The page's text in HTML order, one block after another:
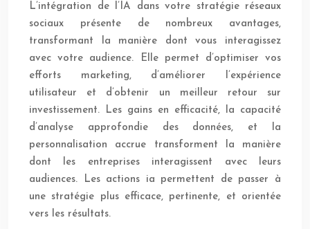
L’intégration de l’IA dans votre stratégie réseaux
sociaux présente de nombreux avantages,
transformant la manière dont vous interagissez
avec votre audience. Elle permet d’optimiser vos
efforts marketing, d’améliorer l’expérience
utilisateur et d’obtenir un meilleur retour sur
investissement. Les gains en efficacité, la capacité
d’analyse approfondie des données, et la
personnalisation accrue transforment la manière
dont les entreprises interagissent avec leurs
audiences. Les actions ia permettent de passer à
une stratégie plus efficace, pertinente, et orientée
vers les résultats.